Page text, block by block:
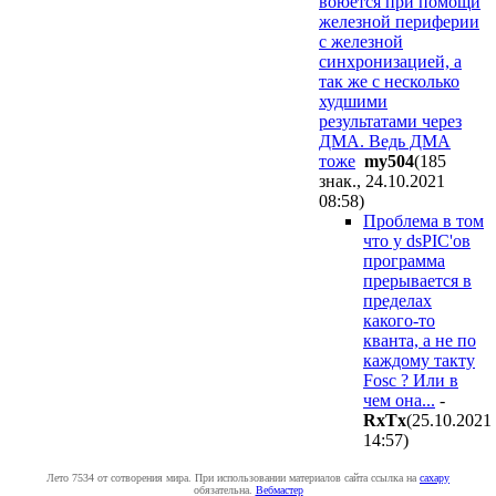
железной периферии
с железной
синхронизацией, а
так же с несколько
худшими
результатами через
ДМА. Ведь ДМА
тоже my504(185
знак., 24.10.2021
08:58)
Проблема в том
что у dsPIC'ов
программа
прерывается в
пределах
какого-то
кванта, а не по
каждому такту
Fosc ? Или в
чем она... -
RxTx(25.10.2021
14:57)
Лето 7534 от сотворения мира. При использовании материалов сайта ссылка на caxapу
обязательна. Вебмастер